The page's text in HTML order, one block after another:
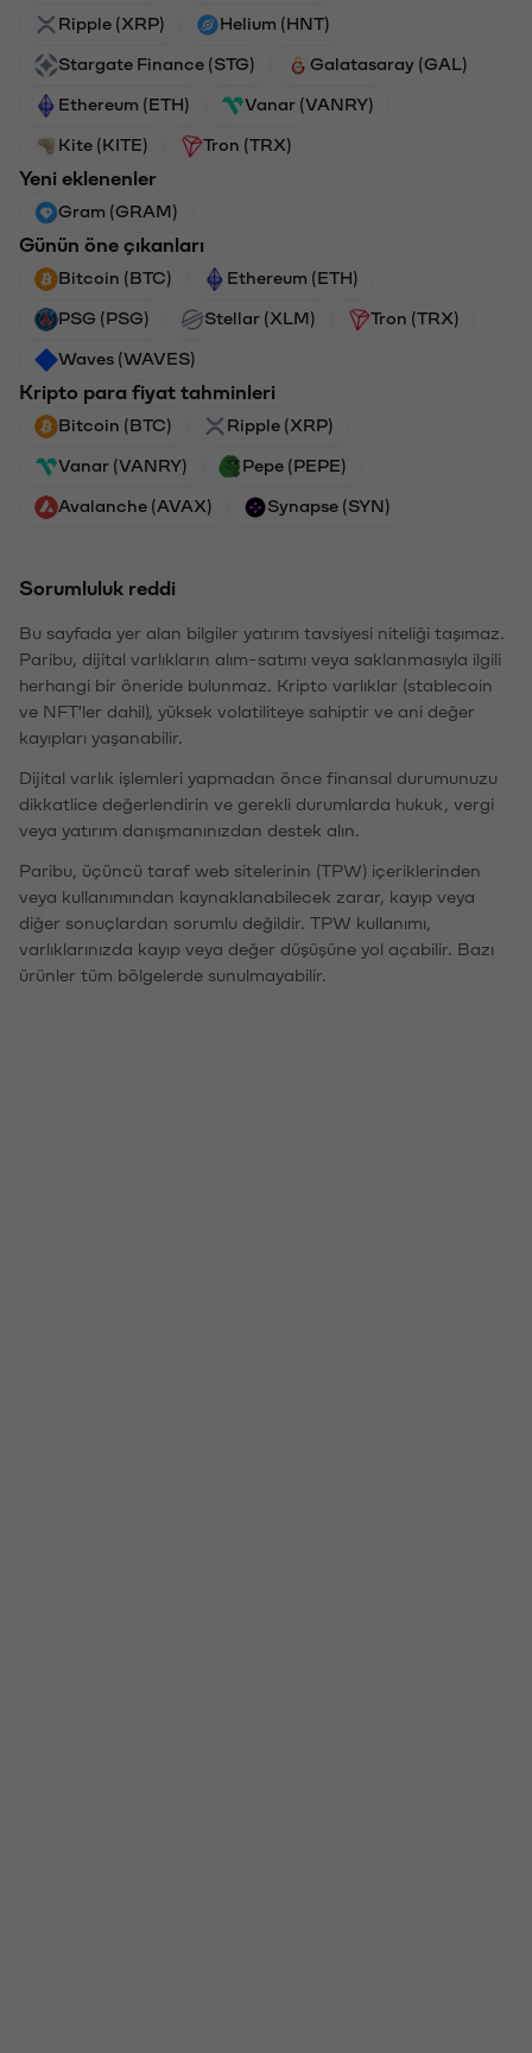
Ripple (XRP) Helium (HNT)
Stargate Finance (STG) Galatasaray (GAL)
Ethereum (ETH) Vanar (VANRY)
Kite (KITE) Tron (TRX)
Yeni eklenenler
Gram (GRAM)
Günün öne çıkanları
Bitcoin (BTC) Ethereum (ETH)
PSG (PSG) Stellar (XLM) Tron (TRX)
Waves (WAVES)
Kripto para fiyat tahminleri
Bitcoin (BTC) Ripple (XRP)
Vanar (VANRY) Pepe (PEPE)
Avalanche (AVAX) Synapse (SYN)
Sorumluluk reddi
Bu sayfada yer alan bilgiler yatırım tavsiyesi niteliği taşımaz.
Paribu, dijital varlıkların alım-satımı veya saklanmasıyla ilgili
herhangi bir öneride bulunmaz. Kripto varlıklar (stablecoin
ve NFT'ler dahil), yüksek volatiliteye sahiptir ve ani değer
kayıpları yaşanabilir.
Dijital varlık işlemleri yapmadan önce finansal durumunuzu
dikkatlice değerlendirin ve gerekli durumlarda hukuk, vergi
veya yatırım danışmanınızdan destek alın.
Paribu, üçüncü taraf web sitelerinin (TPW) içeriklerinden
veya kullanımından kaynaklanabilecek zarar, kayıp veya
diğer sonuçlardan sorumlu değildir. TPW kullanımı,
varlıklarınızda kayıp veya değer düşüşüne yol açabilir. Bazı
ürünler tüm bölgelerde sunulmayabilir.